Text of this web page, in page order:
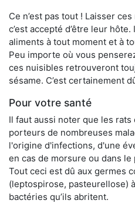
Ce n’est pas tout ! Laisser
c’est accepté d’être leur
aliments à tout moment et à
Peu importe où vous
ces nuisibles retrouveront
sésame. C’est certainement
Pour votre santé
Il faut aussi noter que les
porteurs de nombreuses
l'origine d'infections, d'une
en cas de morsure ou dans
Tout ceci est dû aux germes
(leptospirose, pasteurellose)
bactéries qu’ils abritent.